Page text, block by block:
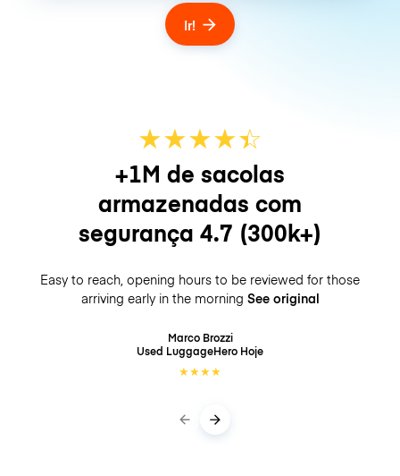
Ir!
★★★★☆
★
+1M de sacolas
armazenadas com
segurança 4.7 (300k+)
Easy to reach, opening hours to be reviewed for those
arriving early in the morning See original
Marco Brozzi
Used LuggageHero Hoje
★★★★